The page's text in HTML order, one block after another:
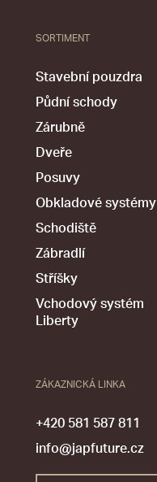
SORTIMENT
Stavební pouzdra
Půdní schody
Zárubně
Dveře
Posuvy
Obkladové systémy
Schodiště
Zábradlí
Stříšky
Vchodový systém
Liberty
ZÁKAZNICKÁ LINKA
+420 581 587 811
info@japfuture.cz